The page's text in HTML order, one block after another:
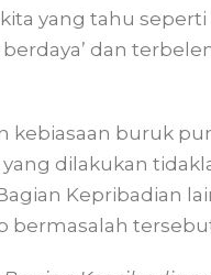
yang tahu seperti
dan
buruk
dilakukan
Kepribadian
bermasalah